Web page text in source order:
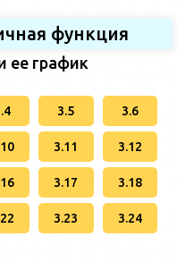
функция
ее график
3.5 3.6
3.11 3.12
3.17 3.18
3.23 3.24